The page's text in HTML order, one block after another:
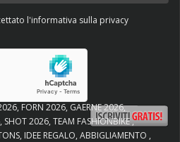
l'informativa sulla privacy
FORN 2026 GAERNE 2026
SHOT 2026 TEAM FASHIONBIKE
IDEE REGALO ABBIGLIAMENTO